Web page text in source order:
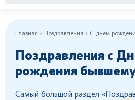
Главная Поздравления С днем
Поздравления с
рождения
Самый большой раздел